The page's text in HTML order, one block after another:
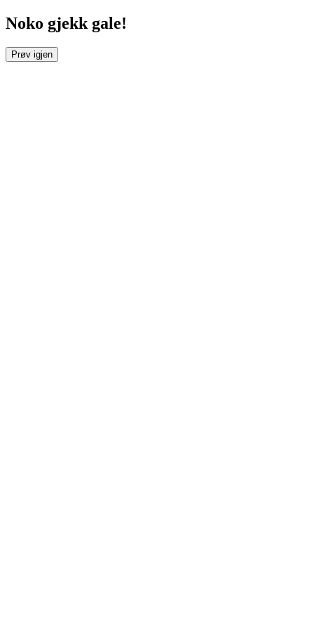
Noko gjekk gale!
Prøv igjen